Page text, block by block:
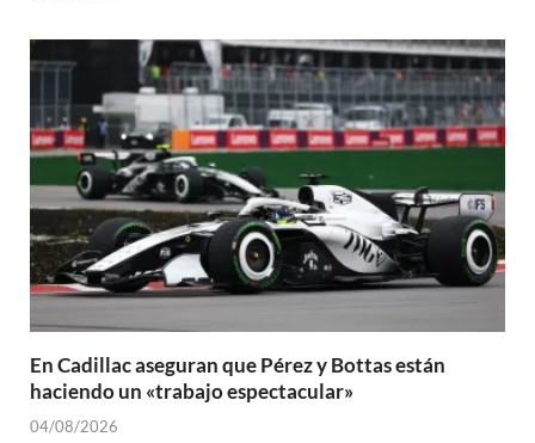
En Cadillac aseguran que Pérez y Bottas están
haciendo un «trabajo espectacular»
04/08/2026